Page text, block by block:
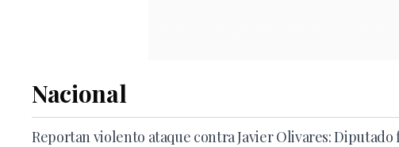
Nacional
Reportan violento ataque contra Javier Olivares: